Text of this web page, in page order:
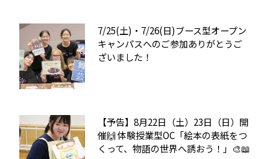
7/25(土)・7/26(日)ブース型オープン
キャンパスへのご参加ありがとうご
ざいました！
【予告】8月22日（土）23日（日）開
催🙌 体験授業型OC「絵本の表紙をつ
くって、物語の世界へ誘おう！」🎨📖